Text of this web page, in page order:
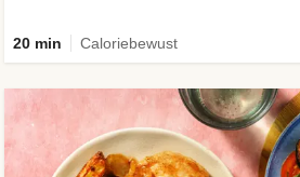
20 min Caloriebewust